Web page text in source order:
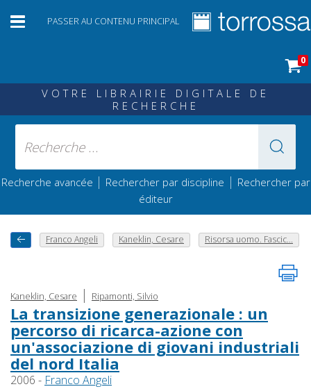
PASSER AU CONTENU PRINCIPAL
0
VOTRE LIBRAIRIE DIGITALE DE
RECHERCHE
Recherche avancée | Rechercher par discipline | Rechercher par
éditeur
Franco Angeli Kaneklin, Cesare Risorsa uomo. Fascic...
Kaneklin, Cesare | Ripamonti, Silvio
La transizione generazionale : un
percorso di ricarca-azione con
un'associazione di giovani industriali
del nord Italia
2006 - Franco Angeli